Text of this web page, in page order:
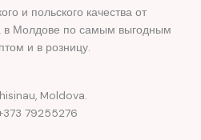
и польского качества от
в Молдове по самым выгодным
и в розницу.
Moldova.
79255276